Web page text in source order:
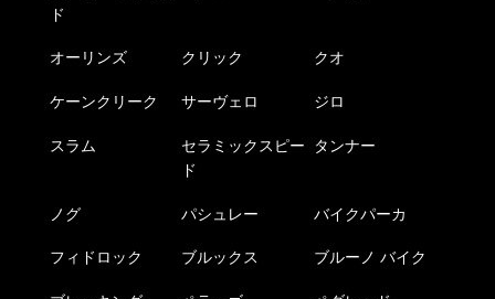
ド
オーリンズ クリック クオ
ケーンクリーク サーヴェロ ジロ
スラム
セラミックスピー
ド
タンナー
ノグ パシュレー バイクパーカ
フィドロック ブルックス ブルーノ バイク